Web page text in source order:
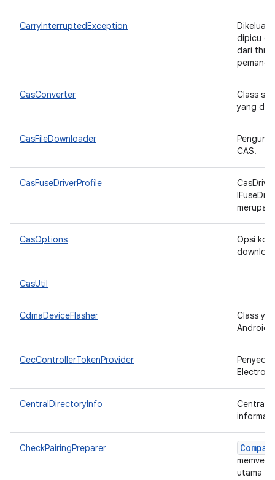
CarryInterruptedException
dipicu
dari
CasConverter
Class
yang di-
CasFileDownloader
CAS.
CasFuseDriverProfile
CasOptions
Opsi
CasUtil
CdmaDeviceFlasher
Class
Android
CecControllerTokenProvider
CentralDirectoryInfo
CheckPairingPreparer
utama